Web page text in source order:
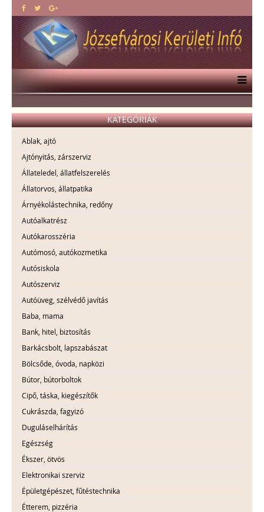
KATEGÓRIÁK
Ablak, ajtó
Ajtónyitás, zárszerviz
Állateledel, állatfelszerelés
Állatorvos, állatpatika
Árnyékolástechnika, redőny
Autóalkatrész
Autókarosszéria
Autómosó, autókozmetika
Autósiskola
Autószerviz
Autóüveg, szélvédő javítás
Baba, mama
Bank, hitel, biztosítás
Barkácsbolt, lapszabászat
Bölcsőde, óvoda, napközi
Bútor, bútorboltok
Cipő, táska, kiegészítők
Cukrászda, fagyizó
Duguláselhárítás
Egészség
Ékszer, ötvös
Elektronikai szerviz
Épületgépészet, fűtéstechnika
Étterem, pizzéria